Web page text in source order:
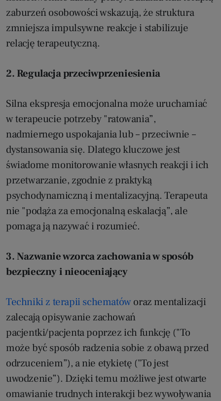
zaburzeń osobowości wskazują, że struktura
zmniejsza impulsywne reakcje i stabilizuje
relację terapeutyczną.
2. Regulacja przeciwprzeniesienia
Silna ekspresja emocjonalna może uruchamiać
w terapeucie potrzeby "ratowania”,
nadmiernego uspokajania lub – przeciwnie –
dystansowania się. Dlatego kluczowe jest
świadome monitorowanie własnych reakcji i ich
przetwarzanie, zgodnie z praktyką
psychodynamiczną i mentalizacyjną. Terapeuta
nie "podąża za emocjonalną eskalacją”, ale
pomaga ją nazywać i rozumieć.
3. Nazwanie wzorca zachowania w sposób
bezpieczny i nieoceniający
Techniki z terapii schematóworaz mentalizacji
zalecają opisywanie zachowań
pacjentki/pacjenta poprzez ich funkcję ("To
może być sposób radzenia sobie z obawą przed
odrzuceniem”), a nie etykietę ("To jest
uwodzenie”). Dzięki temu możliwe jest otwarte
omawianie trudnych interakcji bez wywoływania